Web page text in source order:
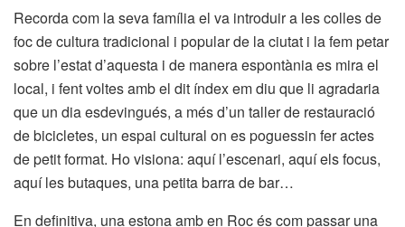
Recorda com la seva família el va introduir a les colles de
foc de cultura tradicional i popular de la ciutat i la fem petar
sobre l’estat d’aquesta i de manera espontània es mira el
local, i fent voltes amb el dit índex em diu que li agradaria
que un dia esdevingués, a més d’un taller de restauració
de bicicletes, un espai cultural on es poguessin fer actes
de petit format. Ho visiona: aquí l’escenari, aquí els focus,
aquí les butaques, una petita barra de bar…
En definitiva, una estona amb en Roc és com passar una